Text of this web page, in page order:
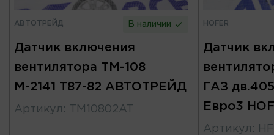
АВТОТРЕЙД В наличии
Датчик включения
вентилятора ТМ-108
М-2141 Т87-82 АВТОТРЕЙД
Артикул : TM10802AT
HOFER
Датчик
ГАЗ
Евро3
Артикул :